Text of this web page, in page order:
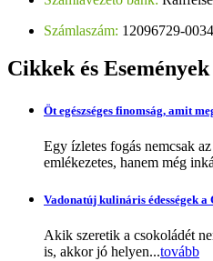
Számlaszám: 12096729-
Cikkekés Események
Öt egészséges finomság, amit
Egy ízletes fogás nemcsak
emlékezetes, hanem még
Vadonatúj kulináris édességek a
Akik szeretik a csokoládét
is, akkor jó helyen...tovább